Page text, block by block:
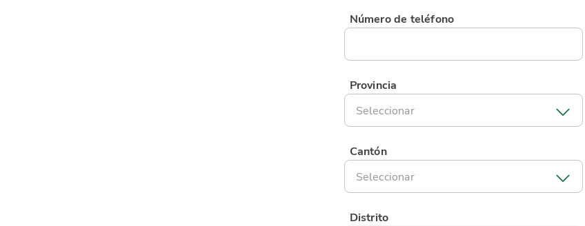
Número de teléfono
Provincia
Seleccionar
Cantón
Seleccionar
Distrito